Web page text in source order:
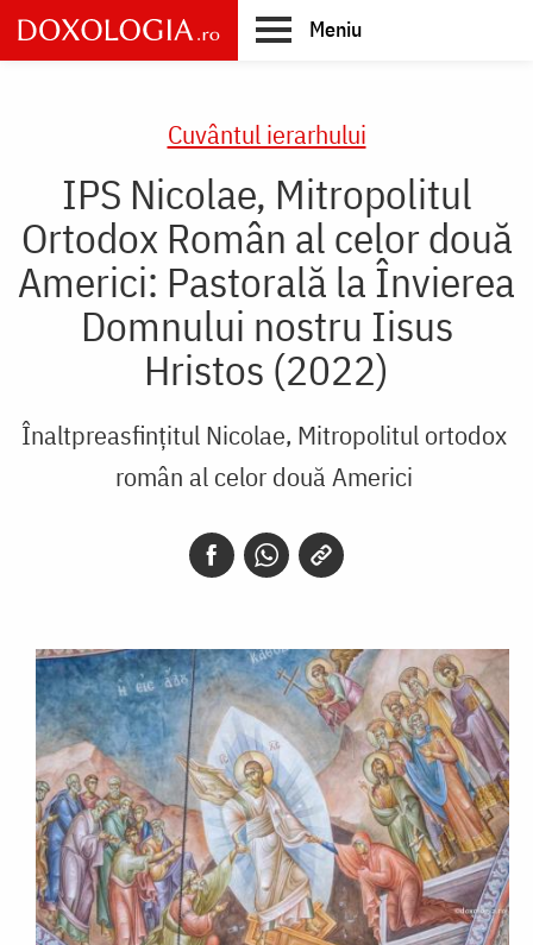
Skip
to
main
Meniu
Cuvântul ierarhului
IPS Nicolae, Mitropolitul
Ortodox Român al celor două
Americi: Pastorală la Învierea
Domnului nostru Iisus
Hristos (2022)
Înaltpreasfințitul Nicolae, Mitropolitul ortodox
român al celor două Americi